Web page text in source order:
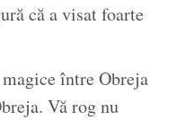
că a visat foarte
între Obreja
Vă rog nu